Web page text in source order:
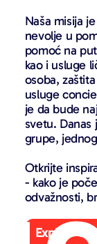
Naša misija
nevolje u
pomoć na
kao i usluge
osoba,
usluge
je da bude
svetu. Danas
grupe,
Otkrijte
- kako je
odvažnosti,
Explore